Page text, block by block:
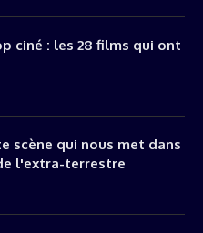
ciné : les 28 films qui ont
scène qui nous met dans
l'extra-terrestre